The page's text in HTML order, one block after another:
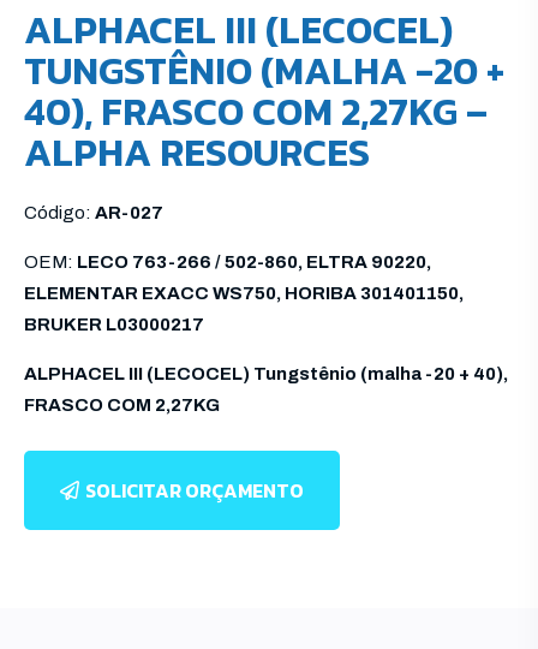
ALPHACEL III (LECOCEL)
TUNGSTÊNIO (MALHA -20 +
40), FRASCO COM 2,27KG –
ALPHA RESOURCES
Código: AR-027
OEM: LECO 763-266 / 502-860, ELTRA 90220,
ELEMENTAR EXACC WS750, HORIBA 301401150,
BRUKER L03000217
ALPHACEL III (LECOCEL) Tungstênio (malha -20 + 40),
FRASCO COM 2,27KG
SOLICITAR ORÇAMENTO